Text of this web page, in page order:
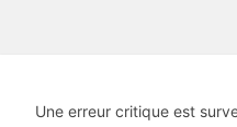
Une erreur critique est